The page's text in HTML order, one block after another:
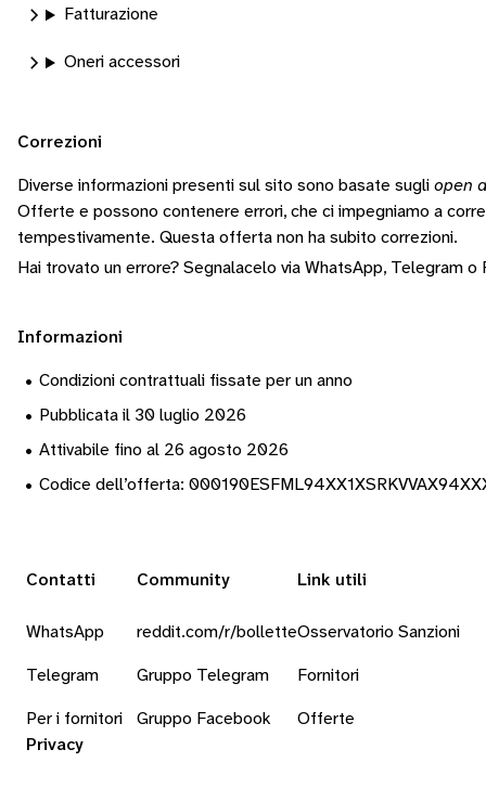
Fatturazione
Oneri accessori
Correzioni
Diverse informazioni presenti sul sito sono basate sugli open
Offerte e possono contenere errori, che ci impegniamo a
tempestivamente. Questa offerta non ha subito correzioni.
Hai trovato un errore? Segnalacelo via WhatsApp, Telegram o
Informazioni
• Condizioni contrattuali fissate per un anno
• Pubblicata il 30 luglio 2026
• Attivabile fino al 26 agosto 2026
• Codice dell’offerta:
Contatti
WhatsApp
Telegram
Per i fornitori
Community
reddit.com/r/bollette
Gruppo Telegram
Gruppo Facebook
Link utili
Osservatorio Sanzioni
Fornitori
Offerte
Privacy